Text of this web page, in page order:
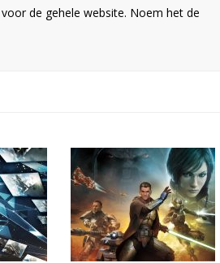
de gehele website. Noem het de